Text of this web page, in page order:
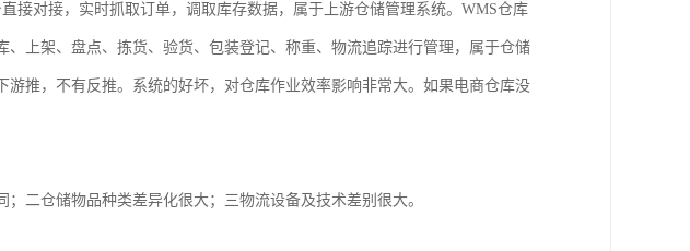
接对接，实时抓取订单，调取库存数据，属于上游仓储管理系统。WMS仓库
上架、盘点、拣货、验货、包装登记、称重、物流追踪进行管理，属于仓储
推，不有反推。系统的好坏，对仓库作业效率影响非常大。如果电商仓库没
二仓储物品种类差异化很大；三物流设备及技术差别很大。